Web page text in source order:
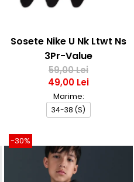
Sosete Nike U Nk Ltwt Ns
3Pr-Value
59,00 Lei
49,00 Lei
Marime:
34-38 (S)
-30%